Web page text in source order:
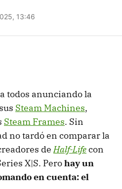
13:46
todos anunciando la
Steam Machines,
Steam Frames. Sin
no tardó en comparar la
deHalf-Lifecon
X|S. Perohay un
en cuenta: el